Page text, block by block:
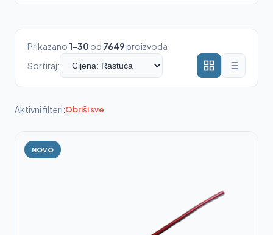
Prikazano 1-30 od 7649proizvoda
Sortiraj:
Aktivni filteri:Obriši sve
NOVO